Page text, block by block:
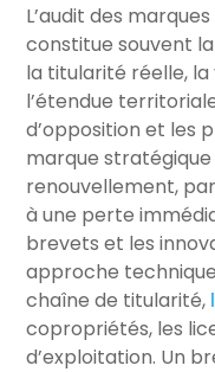
L’audit des
constitue souvent
la titularité réelle,
l’étendue
d’opposition et les
marque
renouvellement,
à une perte
brevets et les
approche
chaîne de titularité,
copropriétés, les
d’exploitation. Un